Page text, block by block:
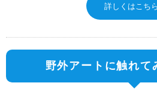
詳しくはこちら
野外アートに触れて